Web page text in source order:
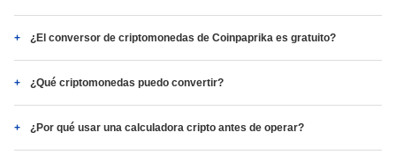
¿El conversor de criptomonedas de Coinpaprika es gratuito?
¿Qué criptomonedas puedo convertir?
¿Por qué usar una calculadora cripto antes de operar?